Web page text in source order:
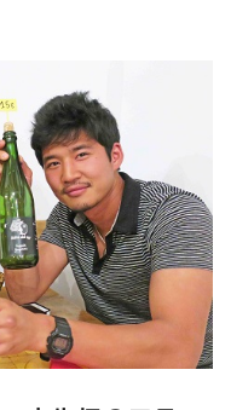
がいる。 まずはサッパ
やった。 ウーン、ガスパ
た完璧なマリアージだ。
フォーマンス。 フレデリ
もう一人サーヴィスが
な雰囲気の心地よいレス
です。 どうしても気にな
した。 イカみそ風味のイ
が豊富な料理だった。 マ
らしいソワレだった。